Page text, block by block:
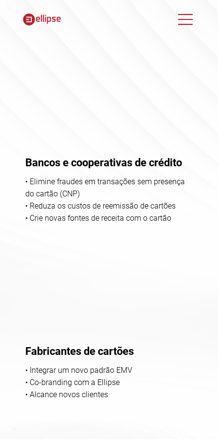
Bancos e cooperativas de crédito
• Elimine fraudes em transações sem presença
do cartão (CNP)
• Reduza os custos de reemissão de cartões
• Crie novas fontes de receita com o cartão
Fabricantes de cartões
• Integrar um novo padrão EMV
• Co-branding com a Ellipse
• Alcance novos clientes